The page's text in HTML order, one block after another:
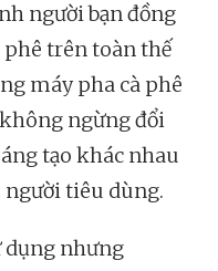
người bạn đồng
trên toàn thế
máy pha cà phê
ngừng đổi
tạo khác nhau
người tiêu dùng.
dụng nhưng